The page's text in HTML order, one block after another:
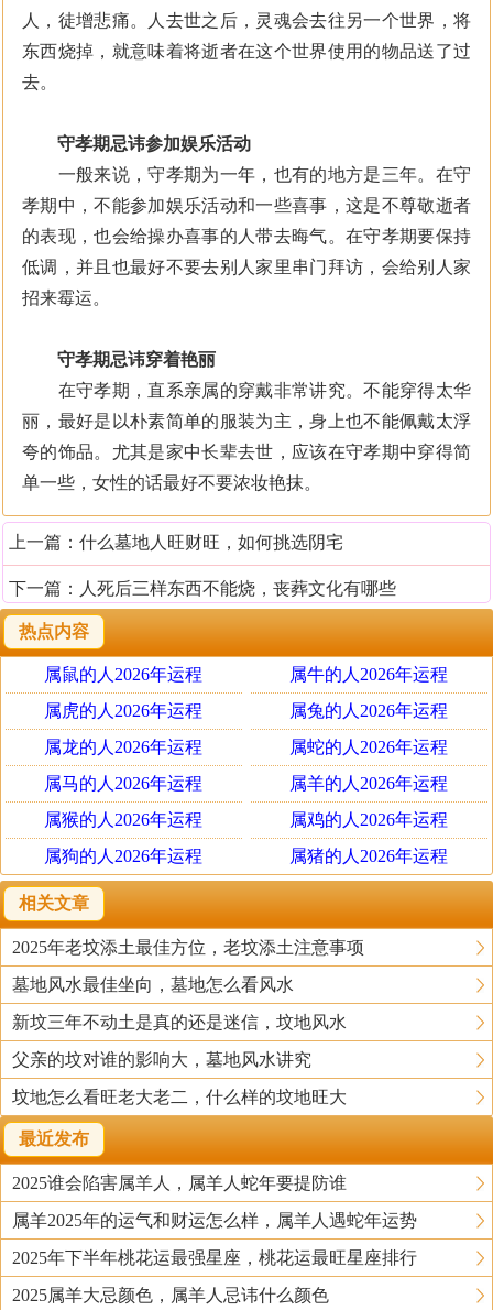
人，徒增悲痛。人去世之后，灵魂会去往另一个世界，将
东西烧掉，就意味着将逝者在这个世界使用的物品送了过
去。
守孝期忌讳参加娱乐活动
一般来说，守孝期为一年，也有的地方是三年。在守
孝期中，不能参加娱乐活动和一些喜事，这是不尊敬逝者
的表现，也会给操办喜事的人带去晦气。在守孝期要保持
低调，并且也最好不要去别人家里串门拜访，会给别人家
招来霉运。
守孝期忌讳穿着艳丽
在守孝期，直系亲属的穿戴非常讲究。不能穿得太华
丽，最好是以朴素简单的服装为主，身上也不能佩戴太浮
夸的饰品。尤其是家中长辈去世，应该在守孝期中穿得简
单一些，女性的话最好不要浓妆艳抹。
上一篇： 什么墓地人旺财旺，如何挑选阴宅
下一篇： 人死后三样东西不能烧，丧葬文化有哪些
热点内容
属鼠的人2026年运程
属牛的人2026年运程
属虎的人2026年运程
属兔的人2026年运程
属龙的人2026年运程
属蛇的人2026年运程
属马的人2026年运程
属羊的人2026年运程
属猴的人2026年运程
属鸡的人2026年运程
属狗的人2026年运程
属猪的人2026年运程
相关文章
2025年老坟添土最佳方位，老坟添土注意事项
墓地风水最佳坐向，墓地怎么看风水
新坟三年不动土是真的还是迷信，坟地风水
父亲的坟对谁的影响大，墓地风水讲究
坟地怎么看旺老大老二，什么样的坟地旺大
最近发布
2025谁会陷害属羊人，属羊人蛇年要提防谁
属羊2025年的运气和财运怎么样，属羊人遇蛇年运势
2025年下半年桃花运最强星座，桃花运最旺星座排行
2025属羊大忌颜色，属羊人忌讳什么颜色